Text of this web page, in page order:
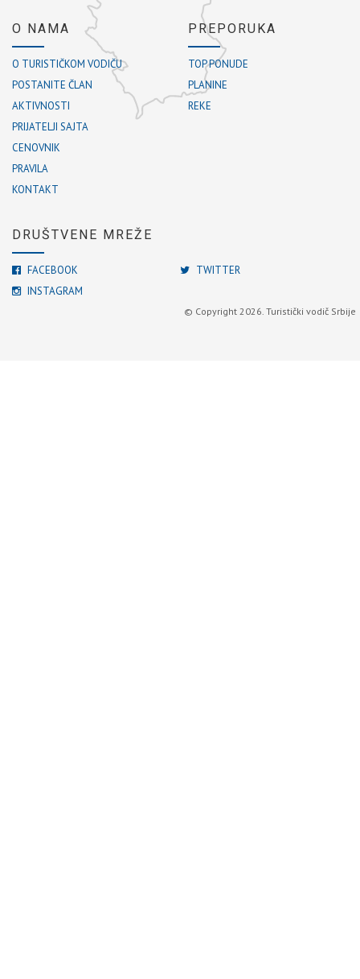
O NAMA
O TURISTIČKOM VODIČU
POSTANITE ČLAN
AKTIVNOSTI
PRIJATELJI SAJTA
CENOVNIK
PRAVILA
KONTAKT
PREPORUKA
TOP PONUDE
PLANINE
REKE
DRUŠTVENE MREŽE
FACEBOOK
TWITTER
INSTAGRAM
© Copyright 2026. Turistički vodič Srbije